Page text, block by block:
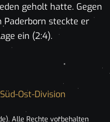
geholt hatte. Gegen
Paderborn steckte er
ein (2:4).
Ost-Division
Alle Rechte vorbehalten